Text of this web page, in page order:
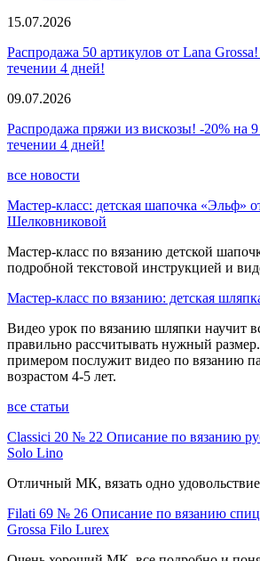
15.07.2026
Распродажа 50 артикулов от Lana
течении 4 дней!
09.07.2026
Распродажа пряжи из вискозы! -20% на
течении 4 дней!
все новости
Мастер-класс: детская шапочка «Эльф»
Шелковниковой
Мастер-класс по вязанию детской
подробной текстовой инструкцией и
Мастер-класс по вязанию: детская
Видео урок по вязанию шляпки научит
правильно рассчитывать нужный
примером послужит видео по вязанию
возрастом 4-5 лет.
все статьи
Classici 20 № 22 Описание по вязанию
Solo Lino
Отличный МК, вязать одно
Filati 69 № 26 Описание по вязанию
Grossa Filo Lurex